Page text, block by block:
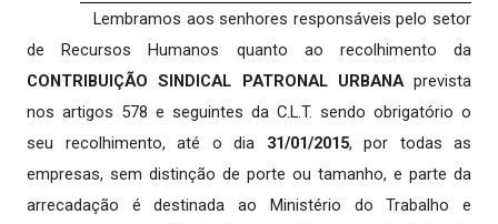
Lembramos aos senhores responsáveis pelo setor
de Recursos Humanos quanto ao recolhimento da
CONTRIBUIÇÃO SINDICAL PATRONAL URBANAprevista
nos artigos 578 e seguintes da C.L.T. sendo obrigatório o
seu recolhimento, até o dia 31/01/2015, por todas as
empresas, sem distinção de porte ou tamanho, e parte da
arrecadação é destinada ao Ministério do Trabalho e